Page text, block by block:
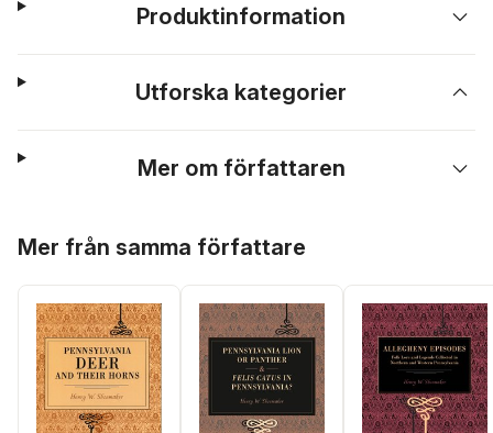
Produktinformation
Utforska kategorier
Mer om författaren
Mer från samma författare